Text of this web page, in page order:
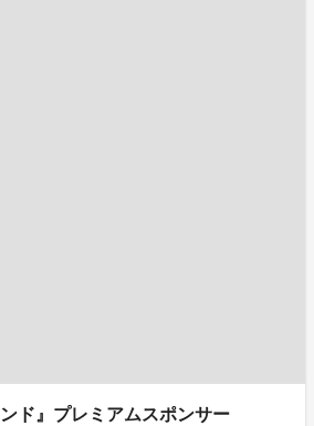
ド』プレミアムスポンサー